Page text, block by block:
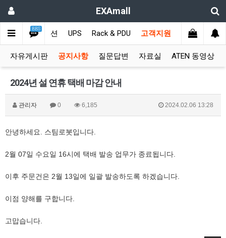
EXAmall
BBS
비디오솔루션 UPS Rack & PDU 고객지원
자유게시판 공지사항 질문답변 자료실 ATEN 동영상
2024년 설 연휴 택배 마감 안내
관리자 0 6,185 2024.02.06 13:28
안녕하세요. 스팀로봇입니다.
2월 07일 수요일 16시에 택배 발송 업무가 종료됩니다.
이후 주문건은 2월 13일에 일괄 발송하도록 하겠습니다.
이점 양해를 구합니다.
고맙습니다.